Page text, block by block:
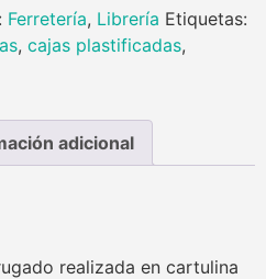
Ferretería, Librería Etiquetas:
, cajas plastificadas,
adicional
realizada en cartulina